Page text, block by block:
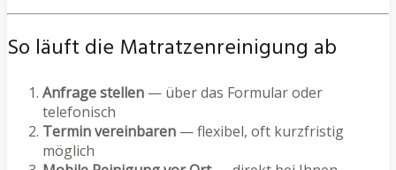
So läuft die Matratzenreinigung ab
Anfrage stellen — über das Formular oder
telefonisch
Termin vereinbaren — flexibel, oft kurzfristig
möglich